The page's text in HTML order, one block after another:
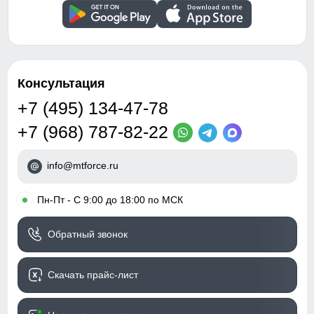
холодного воздуха который может проникнуть внутрь
через молнию куртки.
Вид застежки
Двойная молния/кнопка/
гипоаллергенный
материал, дышащий
материал, съемная
опушка
Стиль
Элегантный, Вечерний,
Рисунок Однотонный
Консультация
+7 (495) 134-47-78
+7 (968) 787-82-22
info@mtforce.ru
• Пн-Пт - С 9:00 до 18:00 по МСК
Обратный звонок
Скачать прайс-лист